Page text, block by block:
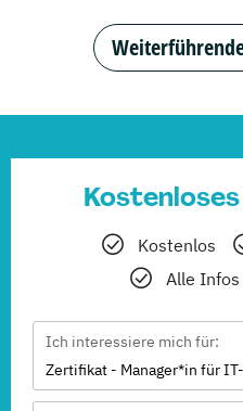
Kostenlos
Alle
Ich interessiere mich für:
Zertifikat - Manager*in für